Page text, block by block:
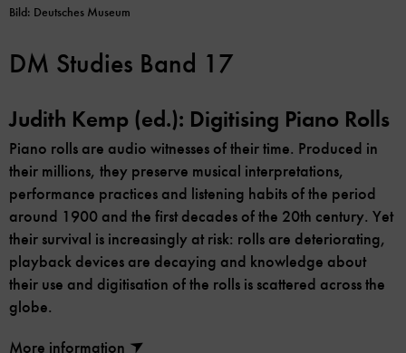
Bild: Deutsches Museum
DM Studies Band 17
Judith Kemp (ed.): Digitising Piano Rolls
Piano rolls are audio witnesses of their time. Produced in
their millions, they preserve musical interpretations,
performance practices and listening habits of the period
around 1900 and the first decades of the 20th century. Yet
their survival is increasingly at risk: rolls are deteriorating,
playback devices are decaying and knowledge about
their use and digitisation of the rolls is scattered across the
globe.
More information